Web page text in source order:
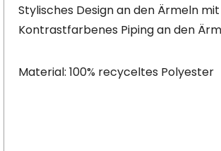
Stylisches Design an den Ärmeln
Kontrastfarbenes Piping an den
Material: 100% recyceltes Polyester